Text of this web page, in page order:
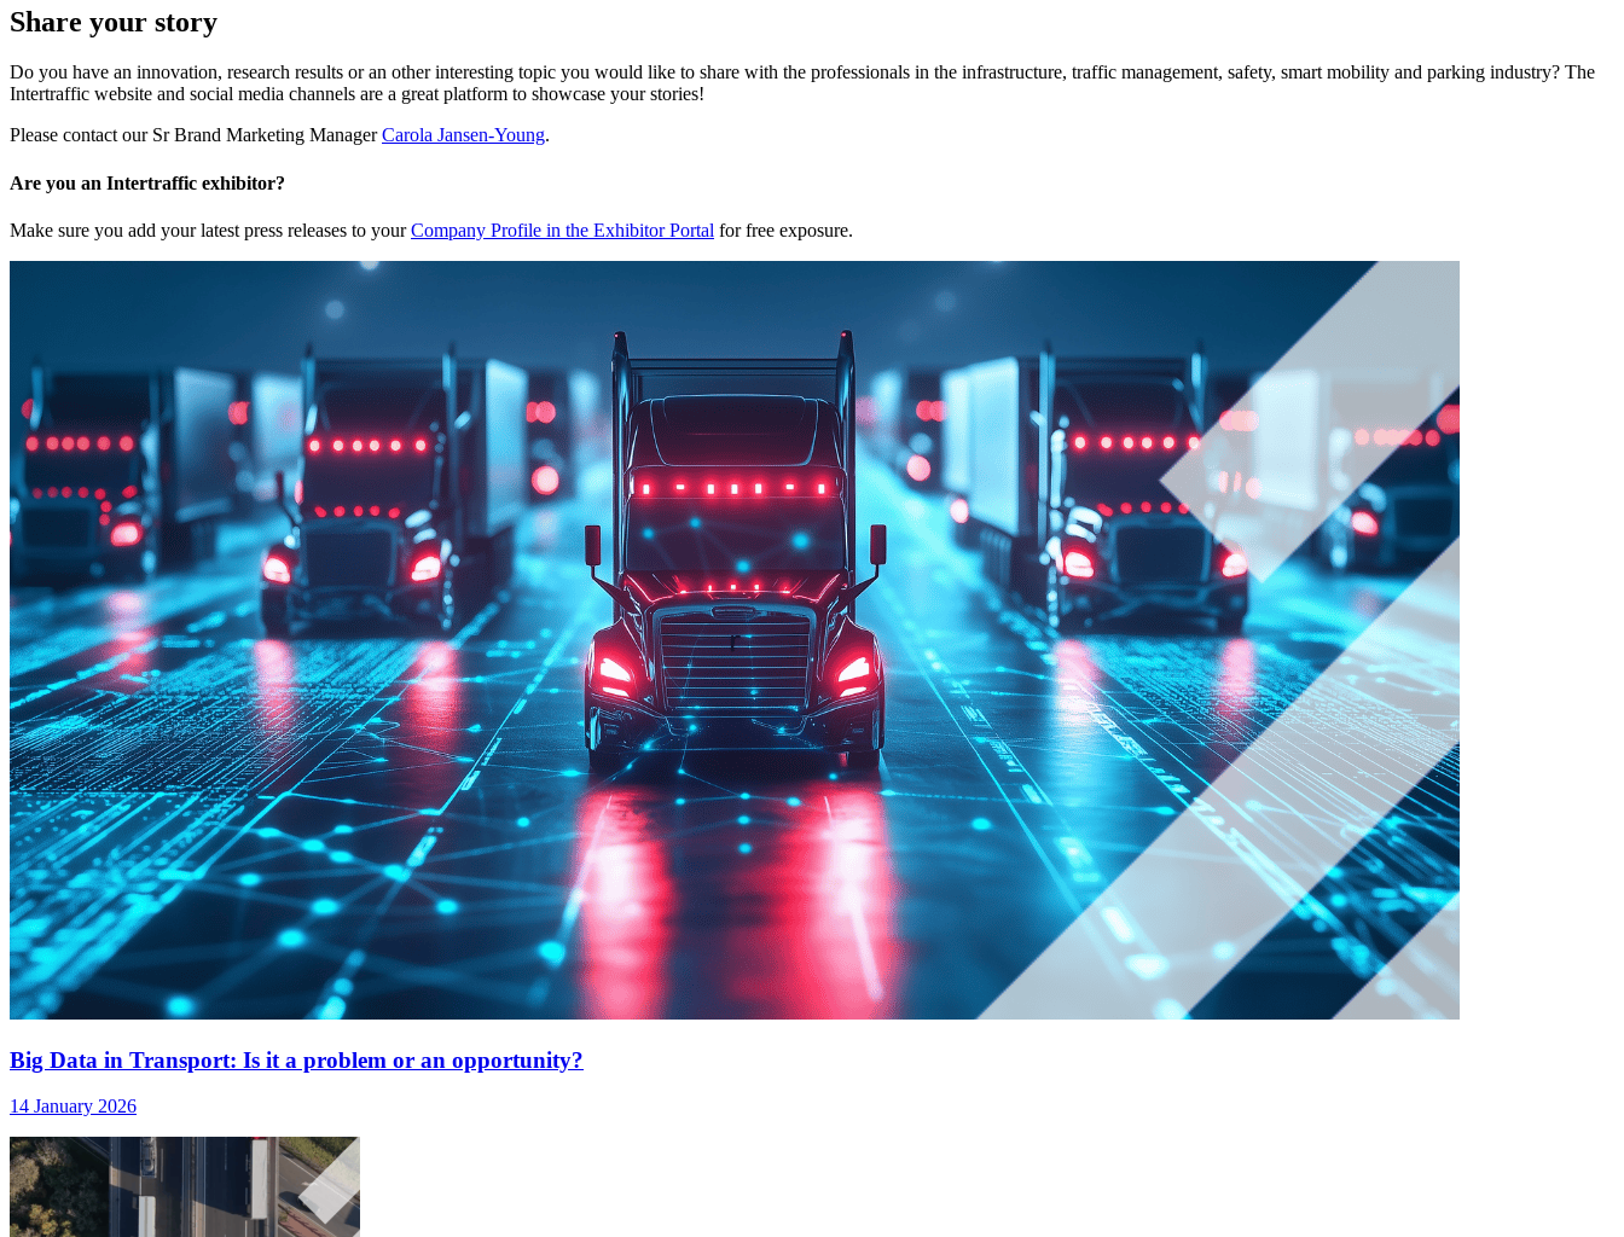
Share your story
Do you have an innovation, research results or an other interesting topic you would like to share with the professionals in the infrastructure, traffic management, safety, smart mobility and parking industry? The
Intertraffic website and social media channels are a great platform to showcase your stories!
Please contact our Sr Brand Marketing ManagerCarola Jansen-Young.
Are you an Intertraffic exhibitor?
Make sure you add your latest press releases to yourCompany Profile in the Exhibitor Portal for free exposure.
Big Data in Transport: Is it a problem or an opportunity?
14 January 2026